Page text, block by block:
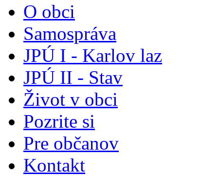
O obci
Samospráva
JPÚ I - Karlov laz
JPÚ II - Stav
Život v obci
Pozrite si
Pre občanov
Kontakt